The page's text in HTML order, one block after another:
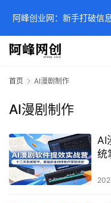
首页 AI漫剧制作
AI漫剧制作
AI
统
阿峰创业网：新手打破信